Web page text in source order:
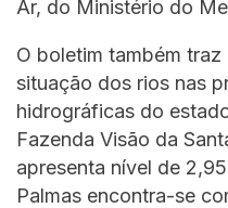
Ar, do Ministério do
O boletim também
situação dos rios nas
hidrográficas do
Fazenda Visão da
apresenta nível de
Palmas encontra-se